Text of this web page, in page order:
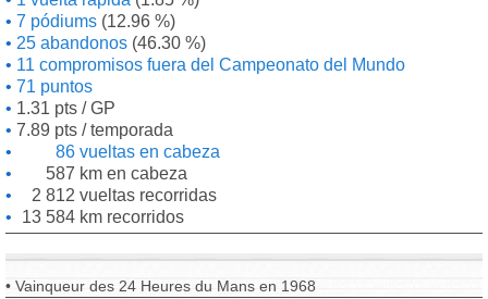
7 pódiums (12.96 %)
25 abandonos (46.30 %)
11 compromisos fuera del Campeonato del Mundo
71 puntos
1.31 pts / GP
7.89 pts / temporada
86 vueltas en cabeza
587 km en cabeza
2 812 vueltas recorridas
13 584 km recorridos
• Vainqueur des 24 Heures du Mans en 1968